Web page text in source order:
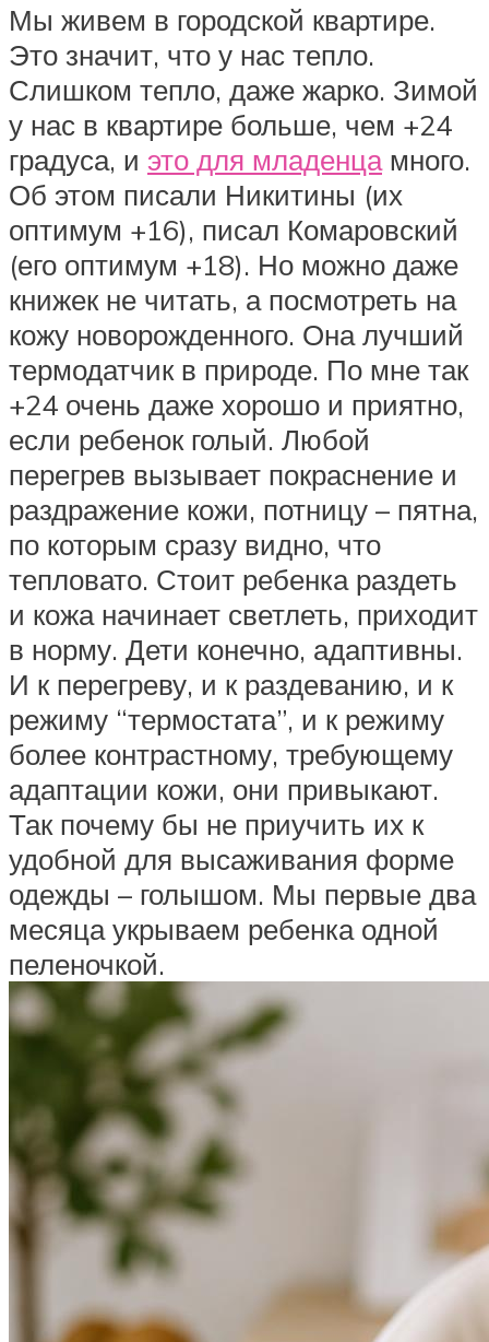
Мы живем в городской квартире.
Это значит, что у нас тепло.
Слишком тепло, даже жарко. Зимой
у нас в квартире больше, чем +24
градуса, и это для младенцамного.
Об этом писали Никитины (их
оптимум +16), писал Комаровский
(его оптимум +18). Но можно даже
книжек не читать, а посмотреть на
кожу новорожденного. Она лучший
термодатчик в природе. По мне так
+24 очень даже хорошо и приятно,
если ребенок голый. Любой
перегрев вызывает покраснение и
раздражение кожи, потницу – пятна,
по которым сразу видно, что
тепловато. Стоит ребенка раздеть
и кожа начинает светлеть, приходит
в норму. Дети конечно, адаптивны.
И к перегреву, и к раздеванию, и к
режиму “термостата”, и к режиму
более контрастному, требующему
адаптации кожи, они привыкают.
Так почему бы не приучить их к
удобной для высаживания форме
одежды – голышом. Мы первые два
месяца укрываем ребенка одной
пеленочкой.